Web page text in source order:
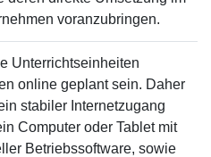
voranzubringen.
Unterrichtseinheiten
online geplant sein. Daher
stabiler Internetzugang
Computer oder Tablet mit
Betriebssoftware, sowie